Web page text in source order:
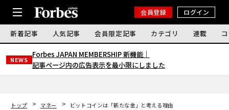
会員登録 ログイン
新着記事 人気記事 会員限定記事 カテゴリ 連載
NEWS
Forbes JAPAN MEMBERSHIP 新機能｜
記事ページ内の広告表示を最小限にしました
トップ マネー
ビットコインは「新たな金」と考える理由